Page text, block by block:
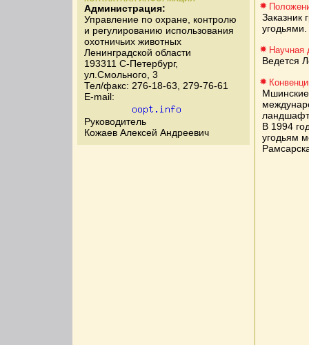
Администрация:
Управление по охране, контролю
и регулированию использования
охотничьих животных
Ленинградской области
193311 С-Петербург,
ул.Смольного, 3
Тел/факс: 276-18-63, 279-76-61
E-mail:
Руководитель
Кожаев Алексей Андреевич
Заказник
угодьями.
Научная
Ведется
Мшинские
В 1994
угодьям